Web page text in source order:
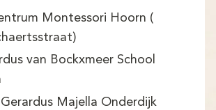
Montessori Hoorn (
van Bockxmeer School
Gerardus Majella Onderdijk